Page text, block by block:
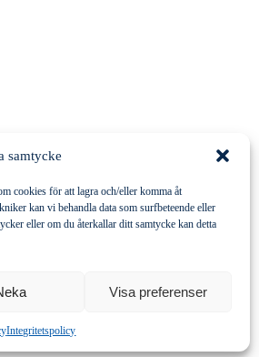
samtycke
cookies för att lagra och/eller komma åt
kan vi behandla data som surfbeteende eller
eller om du återkallar ditt samtycke kan detta
Visa preferenser
Integritetspolicy